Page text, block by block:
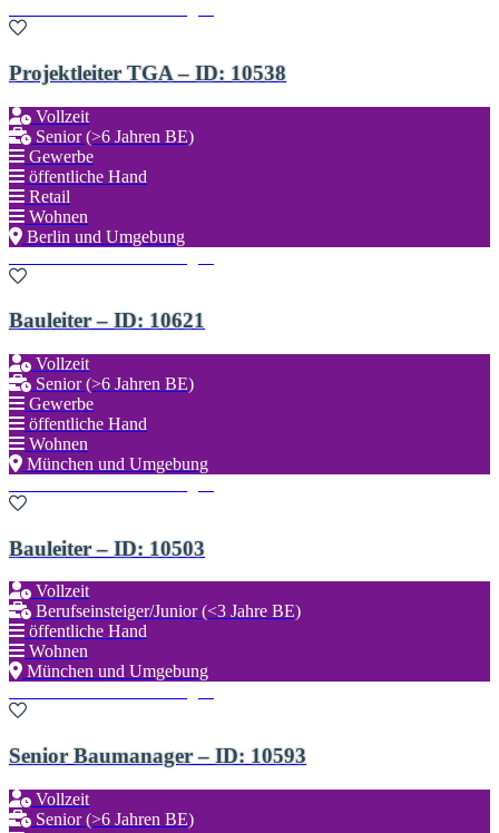
Projektleiter TGA – ID: 10538
Vollzeit
Senior (>6 Jahren BE)
Gewerbe
öffentliche Hand
Retail
Wohnen
Berlin und Umgebung
Bauleiter – ID: 10621
Vollzeit
Senior (>6 Jahren BE)
Gewerbe
öffentliche Hand
Wohnen
München und Umgebung
Bauleiter – ID: 10503
Vollzeit
Berufseinsteiger/Junior (<3 Jahre BE)
öffentliche Hand
Wohnen
München und Umgebung
Senior Baumanager – ID: 10593
Vollzeit
Senior (>6 Jahren BE)